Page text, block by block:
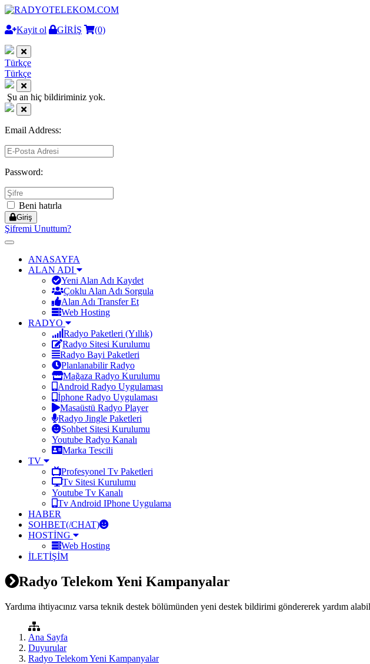
Kayit ol GİRİŞ (0)
Türkçe
Türkçe
Şu an hiç bildiriminiz yok.
Email Address:
Password:
Beni hatırla
Giriş
Şifremi Unuttum?
Toggle
navigationANASAYFA
ALAN ADI
Yeni Alan Adı Kaydet
Çoklu Alan Adı Sorgula
Alan Adı Transfer Et
Web Hosting
RADYO
Radyo Paketleri (Yıllık)
Radyo Sitesi Kurulumu
Radyo Bayi Paketleri
Planlanabilir Radyo
Mağaza Radyo Kurulumu
Android Radyo Uygulaması
İphone Radyo Uygulaması
Masaüstü Radyo Player
Radyo Jingle Paketleri
Sohbet Sitesi Kurulumu
Youtube Radyo Kanalı
Marka Tescili
TV
Profesyonel Tv Paketleri
Tv Sitesi Kurulumu
Youtube Tv Kanalı
Tv Android IPhone Uygulama
HABER
SOHBET(/CHAT)
HOSTİNG
Web Hosting
İLETİŞİM
Radyo Telekom Yeni Kampanyalar
Yardıma ihtiyacınız varsa teknik destek bölümünden yeni destek bildirimi göndererek yardım
Ana Sayfa
Duyurular
Radyo Telekom Yeni Kampanyalar